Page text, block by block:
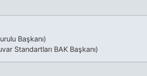
Başkanı)
Standartları BAK Başkanı)